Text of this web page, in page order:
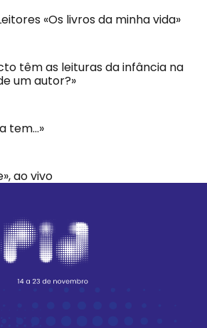
«Os livros da minha vida»
têm as leituras da infância na
um autor?»
tem…»
ao vivo